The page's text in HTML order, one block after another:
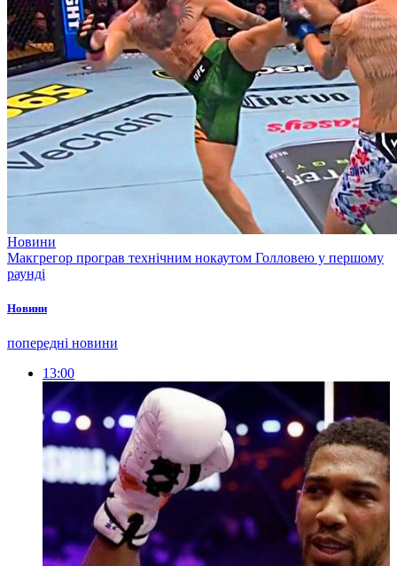
Новини
Макгрегор програв технічним нокаутом Голловею у першому
раунді
Новини
попередні новини
13:00